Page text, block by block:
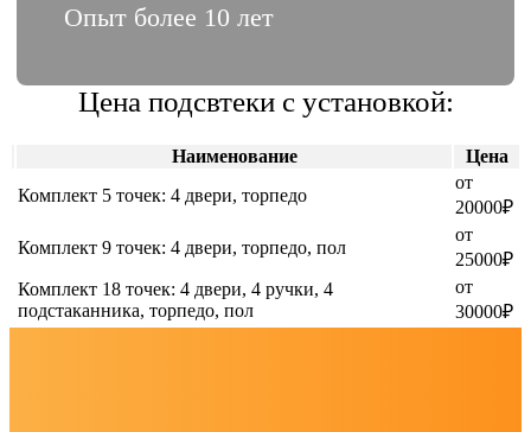
Опыт более 10 лет
Цена подсвтеки с установкой:
Наименование
Цена
Комплект 5 точек: 4 двери, торпедо
от
20000₽
Комплект 9 точек: 4 двери, торпедо, пол
от
25000₽
Комплект 18 точек: 4 двери, 4 ручки, 4
подстаканника, торпедо, пол
от
30000₽